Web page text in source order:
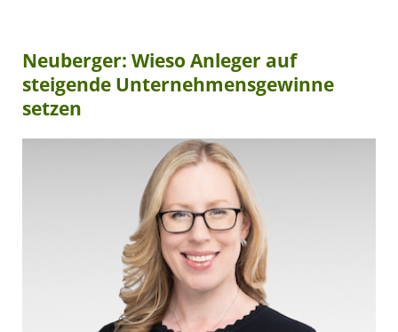
Neuberger: Wieso Anleger auf
steigende Unternehmensgewinne
setzen